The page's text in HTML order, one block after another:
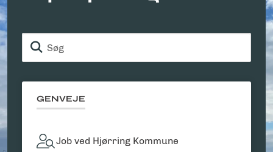
Søg
GENVEJE
Job ved Hjørring Kommune